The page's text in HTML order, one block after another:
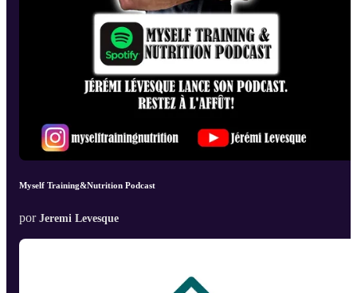
Myself Training&Nutrition Podcast
por Jeremi Levesque